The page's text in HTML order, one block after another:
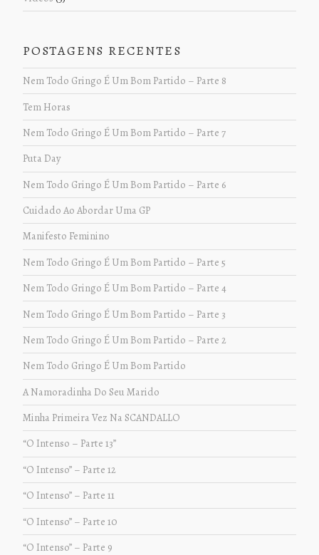
POSTAGENS RECENTES
Nem Todo Gringo É Um Bom Partido – Parte 8
Tem Horas
Nem Todo Gringo É Um Bom Partido – Parte 7
Puta Day
Nem Todo Gringo É Um Bom Partido – Parte 6
Cuidado Ao Abordar Uma GP
Manifesto Feminino
Nem Todo Gringo É Um Bom Partido – Parte 5
Nem Todo Gringo É Um Bom Partido – Parte 4
Nem Todo Gringo É Um Bom Partido – Parte 3
Nem Todo Gringo É Um Bom Partido – Parte 2
Nem Todo Gringo É Um Bom Partido
A Namoradinha Do Seu Marido
Minha Primeira Vez Na SCANDALLO
“O Intenso – Parte 13”
“O Intenso” – Parte 12
“O Intenso” – Parte 11
“O Intenso” – Parte 10
“O Intenso” – Parte 9